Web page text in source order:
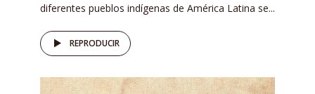
diferentes pueblos indígenas de América Latina se...
REPRODUCIR